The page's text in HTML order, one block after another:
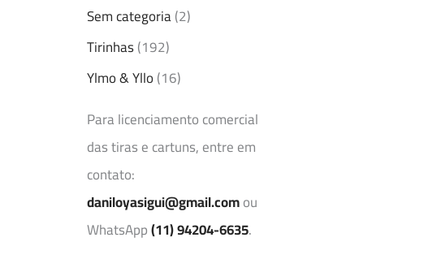
Sem categoria(2)
Tirinhas(192)
Ylmo & Yllo(16)
Para licenciamento comercial
das tiras e cartuns, entre em
contato:
daniloyasigui@gmail.comou
WhatsApp(11) 94204-6635.